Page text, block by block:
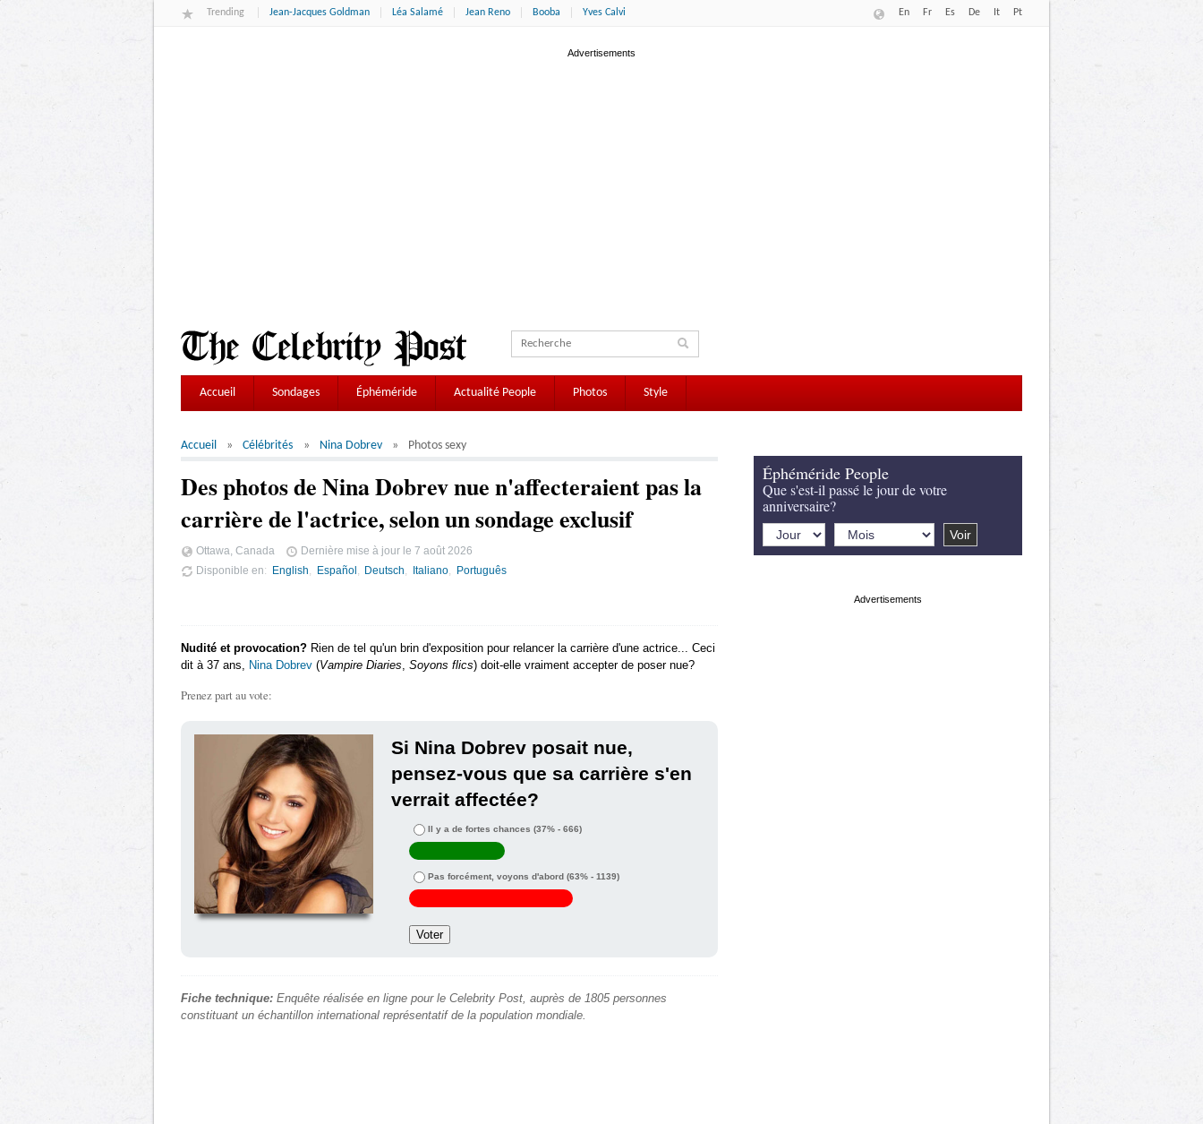
Trending Jean-Jacques Goldman Léa Salamé Jean Reno Booba Yves Calvi En Fr Es De It Pt
Accueil Sondages Éphéméride Actualité People Photos Style
Accueil Célébrités Nina Dobrev Photos sexy
Des photos de Nina Dobrev nue n'affecteraient pas la
carrière de l'actrice, selon un sondage exclusif
Ottawa, Canada Dernière mise à jour le 7 août 2026
Disponible en
English Español Deutsch Italiano Português
Nudité et provocation? Rien de tel qu'un brin d'exposition pour relancer la carrière d'une actrice... Ceci
dit à 37 ans, Nina Dobrev (Vampire Diaries Soyons flics) doit-elle vraiment accepter de poser nue?
Prenez part au vote:
Si Nina Dobrev posait nue,
pensez-vous que sa carrière s'en
verrait affectée?
Il y a de fortes chances (37% - 666)
Pas forcément, voyons d'abord (63% - 1139)
Fiche technique: Enquête réalisée en ligne pour le Celebrity Post, auprès de 1805 personnes
constituant un échantillon international représentatif de la population mondiale.
Éphéméride People
Que s'est-il passé le jour de votre
anniversaire?